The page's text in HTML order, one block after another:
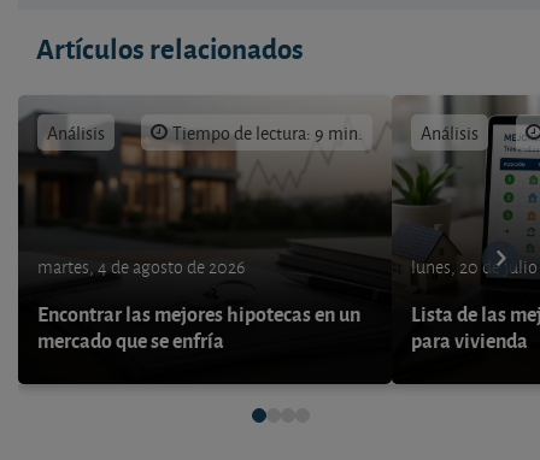
Artículos relacionados
Análisis Tiempo de lectura: 9 min.
martes, 4 de agosto de 2026
Encontrar las mejores hipotecas en un
mercado que se enfría
Análisis
lunes, 20 de
Lista de las
para vivienda